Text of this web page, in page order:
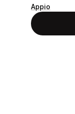
Appio